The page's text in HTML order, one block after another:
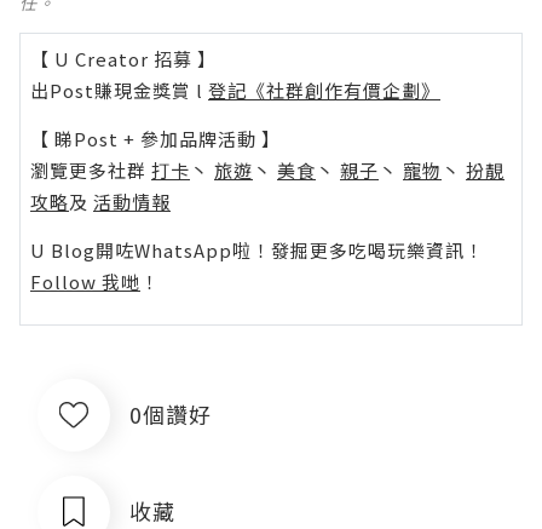
【 U Creator 招募 】
出Post賺現金獎賞 l 登記《社群創作有價企劃》
【 睇Post + 參加品牌活動 】
瀏覽更多社群 打卡 丶 旅遊 丶 美食 丶 親子 丶 寵物 丶 扮靚
攻略及 活動情報
U Blog開咗WhatsApp啦！發掘更多吃喝玩樂資訊！
Follow 我哋 ！
0個讚好
收藏